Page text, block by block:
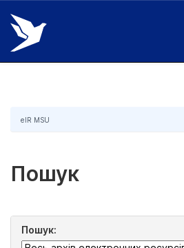
Skip
navigation
eIR MSU
Пошук
Пошук: